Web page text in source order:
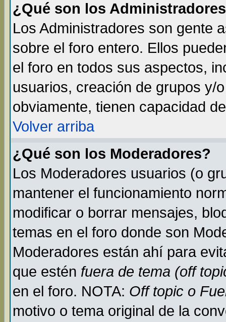
¿Qué son los
Los Administradores son gente
sobre el foro entero. Ellos
el foro en todos sus aspectos,
usuarios, creación de grupos y/
obviamente, tienen capacidad
Volver arriba
¿Qué son los Moderadores?
Los Moderadores usuarios (o
mantener el funcionamiento
modificar o borrar mensajes,
temas en el foro donde son
Moderadores están ahí para
que estén fuera de tema (off
en el foro. NOTA: Off topic o
motivo o tema original de la